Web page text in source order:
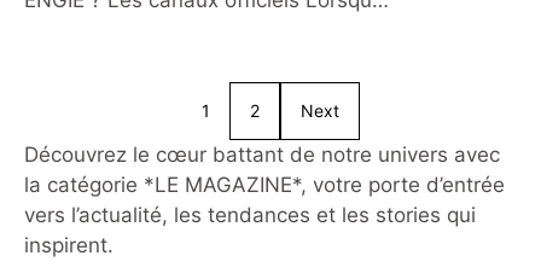
d’électricité ou de gaz, savoir
comment joindre le service client
ENGIE devient une priorité.
Heureusement, plusieurs canaux sont
disponibles pour répondre à vos
demandes, qu’elles soient techniques,
1 2 Next
Découvrez le cœur battant de notre univers avec
la catégorie *LE MAGAZINE*, votre porte d’entrée
vers l’actualité, les tendances et les stories qui
inspirent.